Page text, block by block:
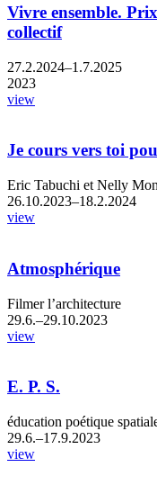
Vivre ensemble.
collectif
27.2.2024–1.7.2025
2023
view
Je cours vers toi
Eric Tabuchi et Nelly
26.10.2023–18.2.2024
view
Atmosphérique
Filmer l’architecture
29.6.–29.10.2023
view
E. P. S.
éducation poétique
29.6.–17.9.2023
view